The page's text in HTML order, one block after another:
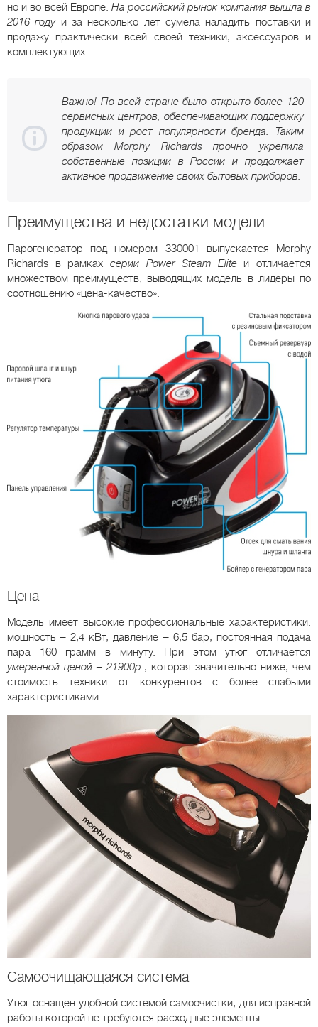
но и во всей Европе. На российский рынок компания вышла в
2016 годуи за несколько лет сумела наладить поставки и
продажу практически всей своей техники, аксессуаров и
комплектующих.
Важно! По всей стране было открыто более 120
сервисных центров, обеспечивающих поддержку
продукции и рост популярности бренда. Таким
образом Morphy Richards прочно укрепила
собственные позиции в России и продолжает
активное продвижение своих бытовых приборов.
Преимущества и недостатки модели
Парогенератор под номером 330001 выпускается Morphy
Richards в рамках серии Power Steam Eliteи отличается
множеством преимуществ, выводящих модель в лидеры по
соотношению «цена-качество».
Цена
Модель имеет высокие профессиональные характеристики:
мощность – 2,4 кВт, давление – 6,5 бар, постоянная подача
пара 160 грамм в минуту. При этом утюг отличается
умеренной ценой – 21900р., которая значительно ниже, чем
стоимость техники от конкурентов с более слабыми
характеристиками.
Самоочищающаяся система
Утюг оснащен удобной системой самоочистки, для исправной
работы которой не требуются расходные элементы.